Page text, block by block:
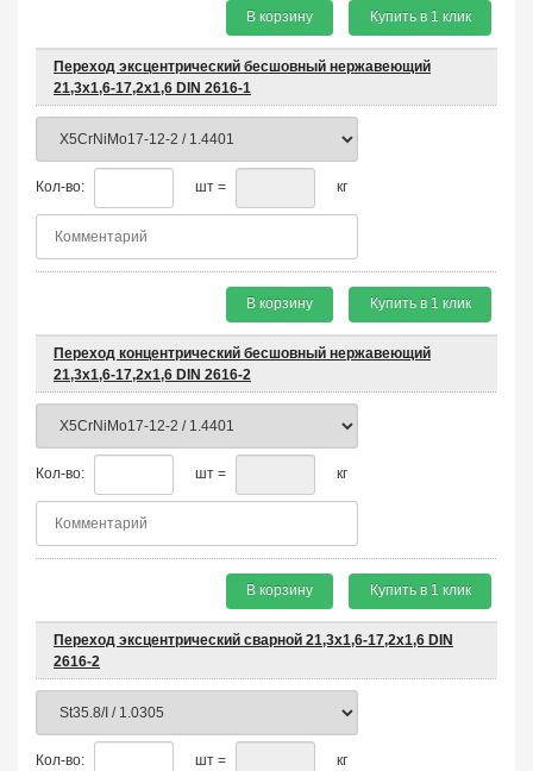
В корзину Купить в 1 клик
Переход эксцентрический бесшовный нержавеющий
21,3х1,6-17,2х1,6 DIN 2616-1
Кол-во: шт = кг
В корзину Купить в 1 клик
Переход концентрический бесшовный нержавеющий
21,3х1,6-17,2х1,6 DIN 2616-2
Кол-во: шт = кг
В корзину Купить в 1 клик
Переход эксцентрический сварной 21,3х1,6-17,2х1,6 DIN
2616-2
Кол-во: шт = кг